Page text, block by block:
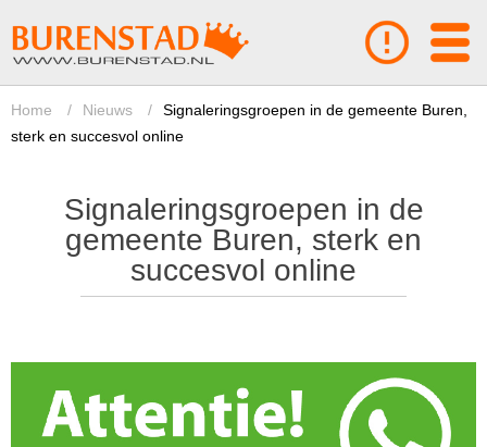
Home / Nieuws /
Signaleringsgroepen in de gemeente Buren,
sterk en succesvol online
Signaleringsgroepen in de
gemeente Buren, sterk en
succesvol online